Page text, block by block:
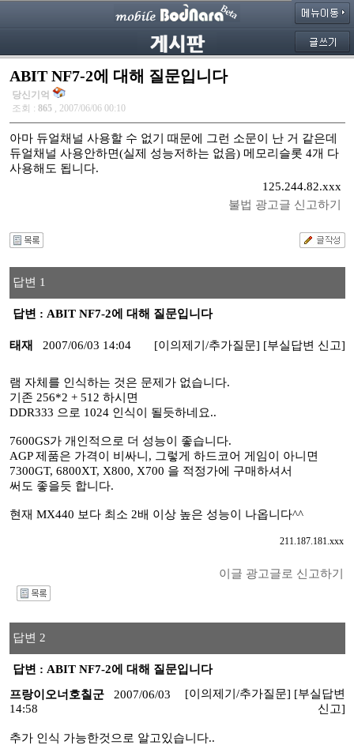
ABIT NF7-2에 대해 질문입니다
당신기억
조회 : 865 , 2007/06/06 00:10
아마 듀얼채널 사용할 수 없기 때문에 그런 소문이 난 거 같은데
듀얼채널 사용안하면(실제 성능저하는 없음) 메모리슬롯 4개 다
사용해도 됩니다.
125.244.82.xxx
불법 광고글 신고하기
답변 1
답변 : ABIT NF7-2에 대해 질문입니다
태재 2007/06/03 14:04 [이의제기/추가질문] [부실답변 신고]
램 자체를 인식하는 것은 문제가 없습니다.
기존 256*2 + 512 하시면
DDR333 으로 1024 인식이 될듯하네요..
7600GS가 개인적으로 더 성능이 좋습니다.
AGP 제품은 가격이 비싸니, 그렇게 하드코어 게임이 아니면
7300GT, 6800XT, X800, X700 을 적정가에 구매하셔서
써도 좋을듯 합니다.
현재 MX440 보다 최소 2배 이상 높은 성능이 나옵니다^^
211.187.181.xxx
이글 광고글로 신고하기
답변 2
답변 : ABIT NF7-2에 대해 질문입니다
프랑이오너호칠군
2007/06/03
14:58
[이의제기/추가질문] [부실답변
신고]
추가 인식 가능한것으로 알고있습니다..